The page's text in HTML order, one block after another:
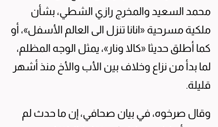
محمد السعيد والمخرج رازي الشطي، بشأن
ملكية مسرحية «انانا تنزل الى العالم الأسفل»، أو
كما أطلق حديثا «كالا ونار»، يمثل الوجه المظلم،
لما بدأ من نزاع وخلاف بين الأب والأخ منذ أشهر
قليلة.
وقال صرخوه، في بيان صحافي، إن ما حدث لم